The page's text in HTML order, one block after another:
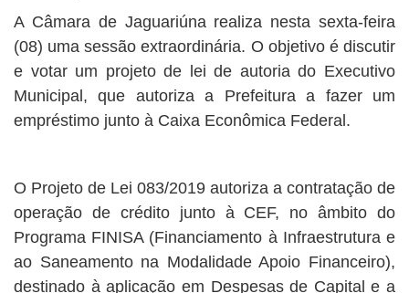
A Câmara de Jaguariúna realiza nesta sexta-feira
(08) uma sessão extraordinária. O objetivo é discutir
e votar um projeto de lei de autoria do Executivo
Municipal, que autoriza a Prefeitura a fazer um
empréstimo junto à Caixa Econômica Federal.
O Projeto de Lei 083/2019 autoriza a contratação de
operação de crédito junto à CEF, no âmbito do
Programa FINISA (Financiamento à Infraestrutura e
ao Saneamento na Modalidade Apoio Financeiro),
destinado à aplicação em Despesas de Capital e a